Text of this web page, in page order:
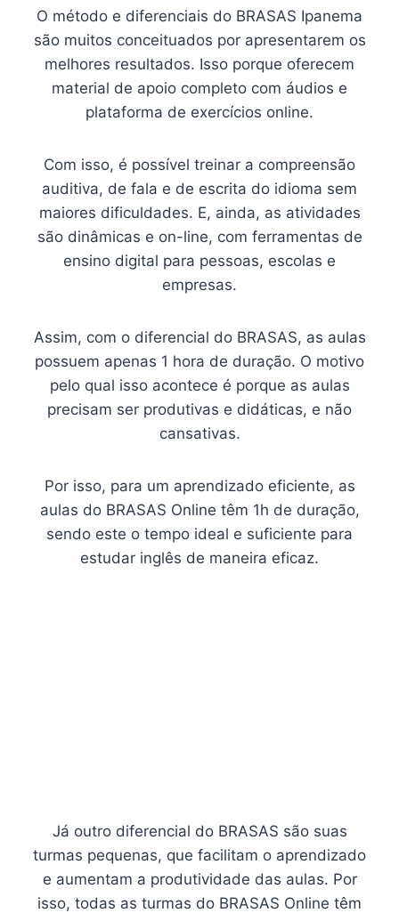
O método e diferenciais do BRASAS Ipanema
são muitos conceituados por apresentarem os
melhores resultados. Isso porque oferecem
material de apoio completo com áudios e
plataforma de exercícios online.
Com isso, é possível treinar a compreensão
auditiva, de fala e de escrita do idioma sem
maiores dificuldades. E, ainda, as atividades
são dinâmicas e on-line, com ferramentas de
ensino digital para pessoas, escolas e
empresas.
Assim, com o diferencial do BRASAS, as aulas
possuem apenas 1 hora de duração. O motivo
pelo qual isso acontece é porque as aulas
precisam ser produtivas e didáticas, e não
cansativas.
Por isso, para um aprendizado eficiente, as
aulas do BRASAS Online têm 1h de duração,
sendo este o tempo ideal e suficiente para
estudar inglês de maneira eficaz.
Já outro diferencial do BRASAS são suas
turmas pequenas, que facilitam o aprendizado
e aumentam a produtividade das aulas. Por
isso, todas as turmas do BRASAS Online têm